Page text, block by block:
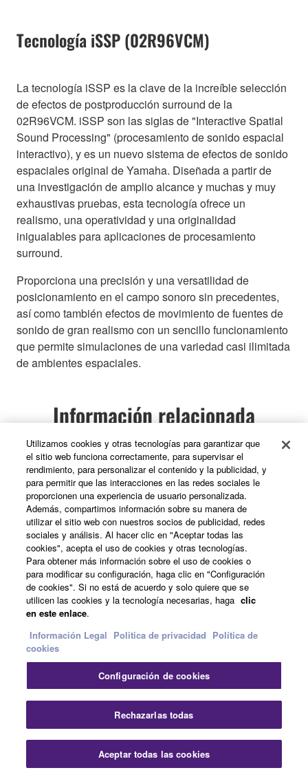
Tecnología iSSP (02R96VCM)
La tecnología iSSP es la clave de la increíble selección
de efectos de postproducción surround de la
02R96VCM. iSSP son las siglas de "Interactive Spatial
Sound Processing" (procesamiento de sonido espacial
interactivo), y es un nuevo sistema de efectos de sonido
espaciales original de Yamaha. Diseñada a partir de
una investigación de amplio alcance y muchas y muy
exhaustivas pruebas, esta tecnología ofrece un
realismo, una operatividad y una originalidad
inigualables para aplicaciones de procesamiento
surround.
Proporciona una precisión y una versatilidad de
posicionamiento en el campo sonoro sin precedentes,
así como también efectos de movimiento de fuentes de
sonido de gran realismo con un sencillo funcionamiento
que permite simulaciones de una variedad casi ilimitada
de ambientes espaciales.
Información relacionada
Casos prácticos
11/4/2019
2019 RodeoHouston:
Ganadería y espectáculos en
vivo
United States
Live Events
6/3/2019
utiliza la legendaria Yamaha
PM10
United States
Live Sound & Event Production
11/7/2018 Inglés
Descargas Contacte con nosotros
Utilizamos cookies y otras tecnologías para garantizar que
el sitio web funciona correctamente, para supervisar el
rendimiento, para personalizar el contenido y la publicidad, y
para permitir que las interacciones en las redes sociales le
proporcionen una experiencia de usuario personalizada.
Además, compartimos información sobre su manera de
utilizar el sitio web con nuestros socios de publicidad, redes
sociales y análisis. Al hacer clic en "Aceptar todas las
cookies", acepta el uso de cookies y otras tecnologías.
Para obtener más información sobre el uso de cookies o
para modificar su configuración, haga clic en "Configuración
de cookies". Si no está de acuerdo y solo quiere que se
utilicen las cookies y la tecnología necesarias, haga clic
en este enlace.
Información Legal Politica de privacidad Política de
cookies
Configuración de cookies
Rechazarlas todas
Aceptar todas las cookies